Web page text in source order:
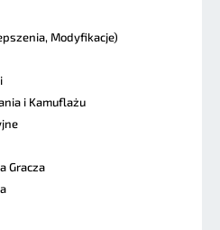
Modyfikacje)
i Kamuflażu
Gracza